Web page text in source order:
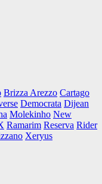
Brizza Arezzo Cartago
Democrata Dijean
Molekinho New
Ramarim Reserva Rider
Xeryus